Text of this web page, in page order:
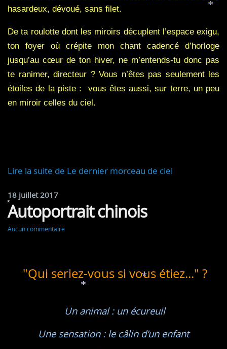
*
*
hasardeux, dévoué, sans filet.
De ta roulotte dont les miroirs décuplent l’espace exigu,
ton foyer où crépite mon chant cadencé d’horloge
jusqu’au cœur de ton hiver, ne m’entends-tu donc pas
te ranimer, directeur ? Vous n’êtes pas seulement les
étoiles de la piste :
vous êtes aussi, sur terre, un peu
en miroir celles du ciel.
Lire la suite de Le dernier morceau de ciel
18 juillet 2017
Autoportrait chinois
Aucun commentaire
"Qui seriez-vous si vous étiez..." ?
Un animal : un écureuil
Une sensation : le câlin d'un enfant